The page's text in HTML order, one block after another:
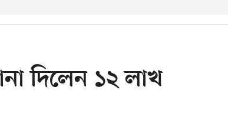
দিলেন ১২ লাখ